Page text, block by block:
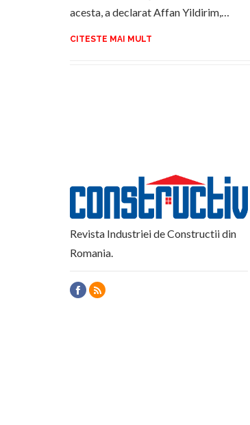
acesta, a declarat Affan Yildirim,…
CITESTE MAI MULT
Revista Industriei de Constructii din
Romania.